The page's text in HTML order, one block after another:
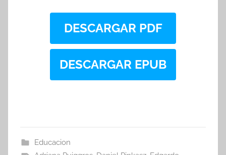
DESCARGAR PDF
DESCARGAR EPUB
Educacion